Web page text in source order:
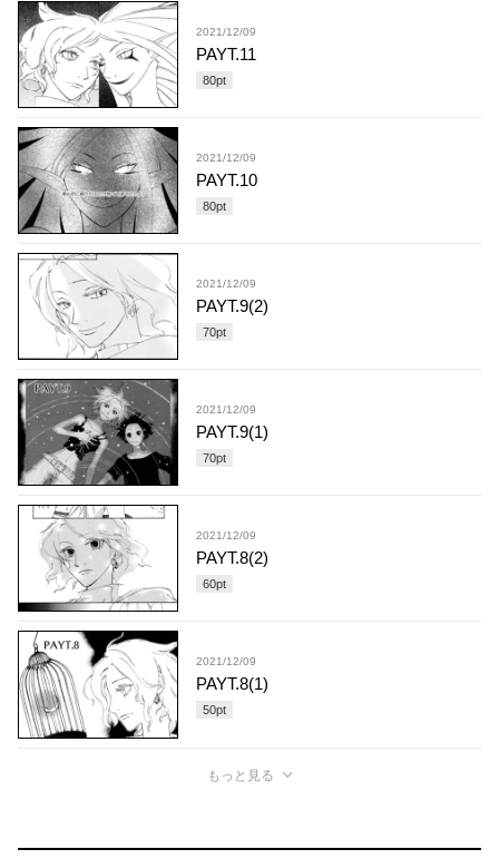
2021/12/09
PAYT.11
80pt
2021/12/09
PAYT.10
80pt
2021/12/09
PAYT.9(2)
70pt
2021/12/09
PAYT.9(1)
70pt
2021/12/09
PAYT.8(2)
60pt
2021/12/09
PAYT.8(1)
50pt
もっと見る